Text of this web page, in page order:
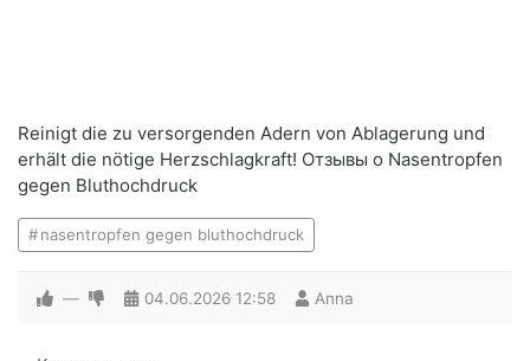
Reinigt die zu versorgenden Adern von Ablagerung und
erhält die nötige Herzschlagkraft! Отзывы о Nasentropfen
gegen Bluthochdruck
nasentropfen gegen bluthochdruck
— 04.06.2026 12:58 Anna